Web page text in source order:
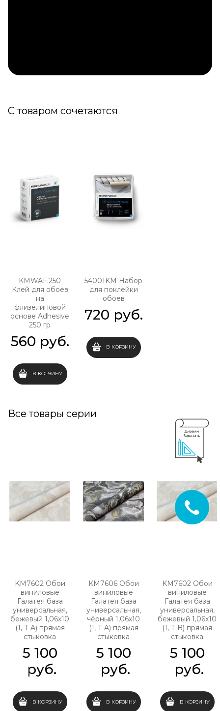
С товаром сочетаются
KMWAF.250
Клей для обоев
на
флизелиновой
основе Adhesive
250 гр
560 руб.
В КОРЗИНУ
54001KM Набор
для поклейки
обоев
720 руб.
В КОРЗИНУ
Все товары серии
KM7602 Обои
виниловые
Галатея база
универсальная,
бежевый 1,06х10
(1, Т A) прямая
стыковка
5 100
руб.
В КОРЗИНУ
KM7606 Обои
виниловые
Галатея база
универсальная,
чёрный 1,06х10
(1, Т A) прямая
стыковка
5 100
руб.
В КОРЗИНУ
KM7602 Обои
виниловые
Галатея база
универсальная,
бежевый 1,06х10
(1, Т B) прямая
стыковка
5 100
руб.
В КОРЗИНУ